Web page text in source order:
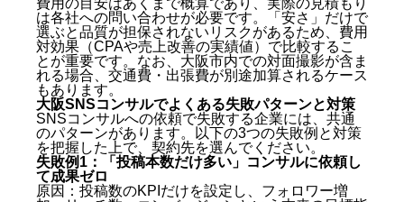
は各社への問い合わせが必要です。「安さ」だけで
選ぶと品質が担保されないリスクがあるため、費用
対効果（CPAや売上改善の実績値）で比較するこ
とが重要です。なお、大阪市内での対面撮影が含ま
れる場合、交通費・出張費が別途加算されるケース
もあります。
大阪SNSコンサルでよくある失敗パターンと対策
SNSコンサルへの依頼で失敗する企業には、共通
のパターンがあります。以下の3つの失敗例と対策
を把握した上で、契約先を選んでください。
失敗例1：「投稿本数だけ多い」コンサルに依頼し
て成果ゼロ
原因：投稿数のKPIだけを設定し、フォロワー増
Q. 大阪のSNSコンサルの料金はいくらですか？
Q. SNSコンサルとSNS運用代行の違いは何です
か？
Q. 大阪のSNSコンサルに向かないのはどんな会社
ですか？
Q. 契約期間はどれくらいが一般的ですか？
Q. TikTokに強い大阪のSNSコンサルはどこですか？
Q. SNSコンサルを途中で解約できますか？
Q. 大阪以外の会社に依頼しても大丈夫ですか？
まとめ：大阪SNSコンサルおすすめ7社【2026年最新
版】